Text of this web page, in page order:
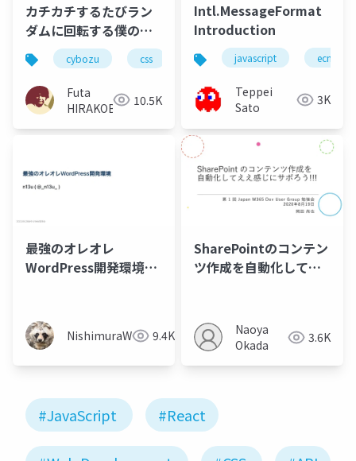
カチカチするたびラン
ダムに回転する僕の作
り方 with Astro
cybozu css javascript react
Futa
HIRAKOBA
10.5K
Intl.MessageFormat
Introduction
javascript
Teppei
Sato
3K
最強のオレオレ
WordPress開発環境@
NishimuraWataru9.4K
SharePointのコンテン
ツ作成を自動化してえ
Naoya
Okada
3.6K
#JavaScript #React